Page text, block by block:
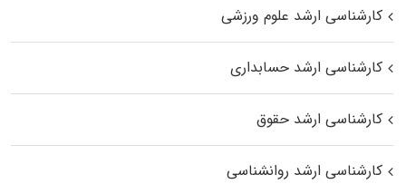
کارشناسی ارشد علوم ورزشی
کارشناسی ارشد حسابداری
کارشناسی ارشد حقوق
کارشناسی ارشد روانشناسی